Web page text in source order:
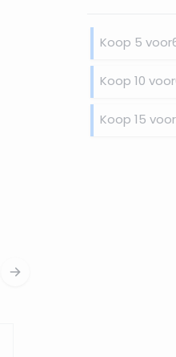
Koop 5 voor
Koop 10 voor
Koop 15 voor